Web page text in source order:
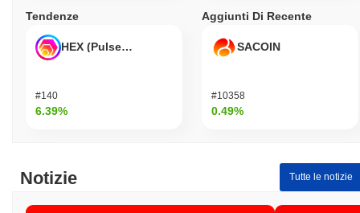
Tendenze
HEX (Pulsechain)
#140
6.39%
Aggiunti Di Recente
SACOIN
#10358
0.49%
Notizie Tutte le notizie